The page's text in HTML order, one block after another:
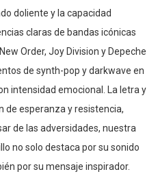
doliente y la capacidad
claras de bandas icónicas
Order, Joy Division y Depeche
de synth-pop y darkwave en
intensidad emocional. La letra y
de esperanza y resistencia,
de las adversidades, nuestra
no solo destaca por su sonido
por su mensaje inspirador.